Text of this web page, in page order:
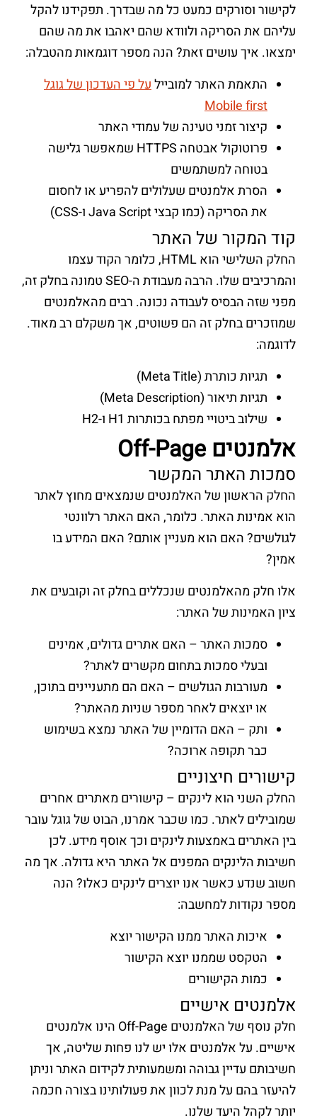
לקישור וסורקים כמעט כל מה שבדרך. תפקידנו להקל
עליהם את הסריקה ולוודא שהם יאהבו את מה שהם
ימצאו. איך עושים זאת? הנה מספר דוגמאות מהטבלה:
התאמת האתר למוביילעל פי העדכון של גוגל
Mobile first
קיצור זמני טעינה של עמודי האתר
פרוטוקול אבטחה HTTPS שמאפשר גלישה
בטוחה למשתמשים
הסרת אלמנטים שעלולים להפריע או לחסום
את הסריקה (כמו קבצי Java Script ו-CSS)
קוד המקור של האתר
החלק השלישי הוא HTML, כלומר הקוד עצמו
והמרכיבים שלו. הרבה מעבודת ה-SEO טמונה בחלק זה,
מפני שזה הבסיס לעבודה נכונה. רבים מהאלמנטים
שמוזכרים בחלק זה הם פשוטים, אך משקלם רב מאוד.
לדוגמה:
תגיות כותרת (Meta Title)
תגיות תיאור (Meta Description)
שילוב ביטויי מפתח בכותרות H1 ו-H2
אלמנטים Off-Page
סמכות האתר המקשר
החלק הראשון של האלמנטים שנמצאים מחוץ לאתר
הוא אמינות האתר. כלומר, האם האתר רלוונטי
לגולשים? האם הוא מעניין אותם? האם המידע בו
אמין?
אלו חלק מהאלמנטים שנכללים בחלק זה וקובעים את
ציון האמינות של האתר:
סמכות האתר – האם אתרים גדולים, אמינים
ובעלי סמכות בתחום מקשרים לאתר?
מעורבות הגולשים – האם הם מתעניינים בתוכן,
או יוצאים לאחר מספר שניות מהאתר?
ותק – האם הדומיין של האתר נמצא בשימוש
כבר תקופה ארוכה?
קישורים חיצוניים
החלק השני הוא לינקים – קישורים מאתרים אחרים
שמובילים לאתר. כמו שכבר אמרנו, הבוט של גוגל עובר
בין האתרים באמצעות לינקים וכך אוסף מידע. לכן
חשיבות הלינקים המפנים אל האתר היא גדולה. אך מה
חשוב שנדע כאשר אנו יוצרים לינקים כאלו? הנה
מספר נקודות למחשבה:
איכות האתר ממנו הקישור יוצא
הטקסט שממנו יוצא הקישור
כמות הקישורים
אלמנטים אישיים
חלק נוסף של האלמנטים Off-Page הינו אלמנטים
אישיים. על אלמנטים אלו יש לנו פחות שליטה, אך
חשיבותם עדיין גבוהה ומשמעותית לקידום האתר וניתן
להיעזר בהם על מנת לכוון את פעולותינו בצורה חכמה
יותר לקהל היעד שלנו.